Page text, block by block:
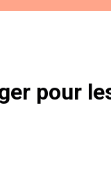
pour